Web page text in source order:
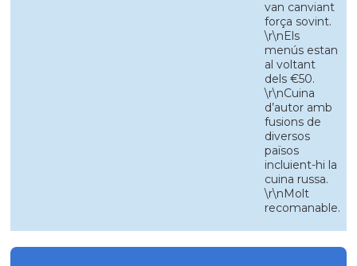
van canviant
força sovint.
\r\nEls
menús estan
al voltant
dels €50.
\r\nCuina
d’autor amb
fusions de
diversos
països
incluient-hi la
cuina russa.
\r\nMolt
recomanable.